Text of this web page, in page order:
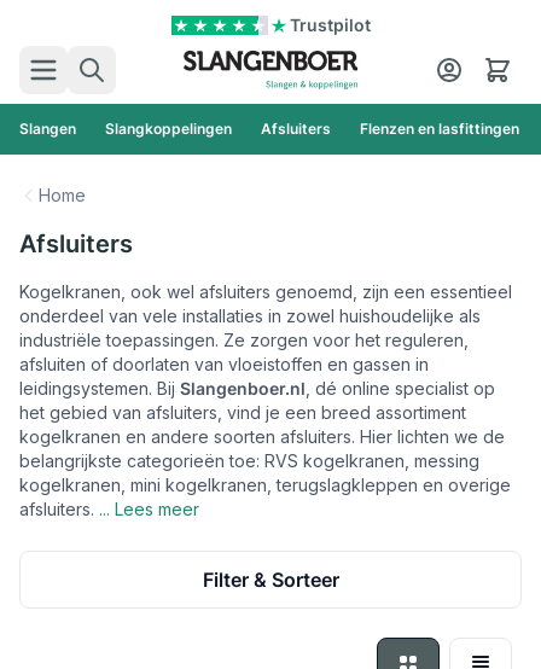
Trustpilot
Zoek
Cart
Slangen Slangkoppelingen Afsluiters Flenzen en lasfittingen
Home
Afsluiters
Kogelkranen, ook wel afsluiters genoemd, zijn een essentieel
onderdeel van vele installaties in zowel huishoudelijke als
industriële toepassingen. Ze zorgen voor het reguleren,
afsluiten of doorlaten van vloeistoffen en gassen in
leidingsystemen. Bij Slangenboer.nl , dé online specialist op
het gebied van afsluiters, vind je een breed assortiment
kogelkranen en andere soorten afsluiters. Hier lichten we de
belangrijkste categorieën toe: RVS kogelkranen, messing
kogelkranen, mini kogelkranen, terugslagkleppen en overige
afsluiters. ... Lees meer
Filter & Sorteer
Foto-tabelLijst